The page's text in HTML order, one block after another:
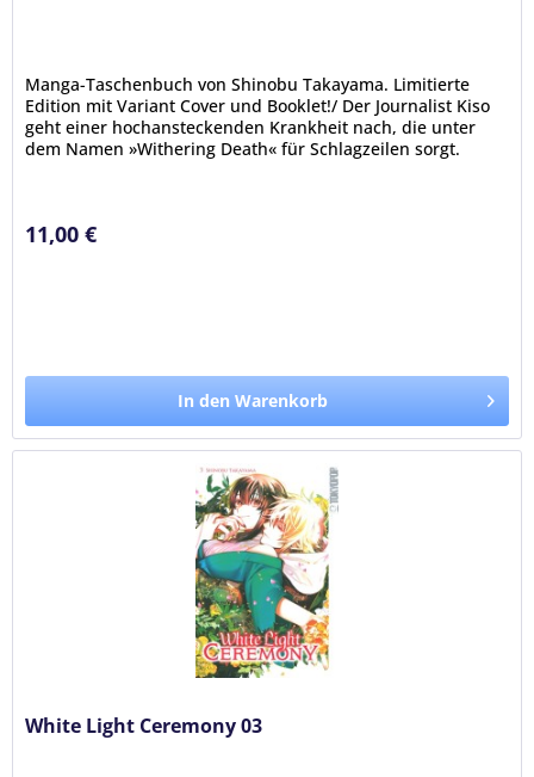
Manga-Taschenbuch von Shinobu Takayama. Limitierte
Edition mit Variant Cover und Booklet!/ Der Journalist Kiso
geht einer hochansteckenden Krankheit nach, die unter
dem Namen »Withering Death« für Schlagzeilen sorgt.
11,00 €
In den Warenkorb
White Light Ceremony 03